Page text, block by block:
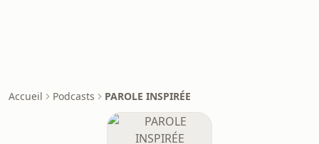
Accueil Podcasts PAROLE INSPIRÉE